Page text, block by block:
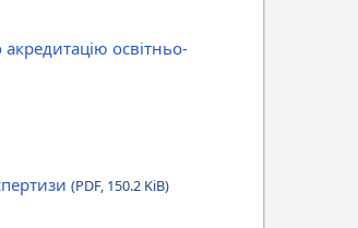
освітньо-
(PDF, 150.2 KiB)